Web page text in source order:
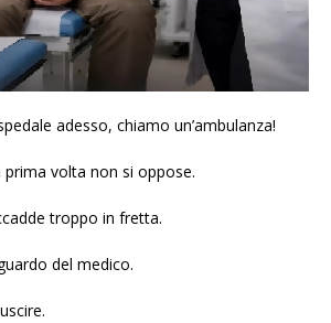
adesso, chiamo un’ambulanza!
volta non si oppose.
troppo in fretta.
del medico.